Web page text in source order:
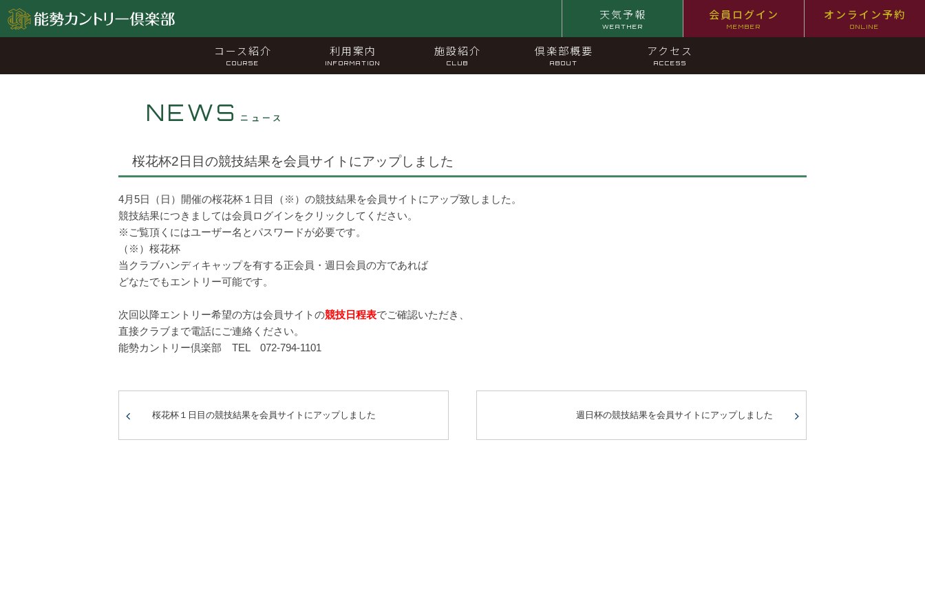
天気予報
WEATHER
会員ログイン
MEMBER
オンライン予約
ONLINE
コース紹介
COURSE
利用案内
INFORMATION
施設紹介
CLUB
倶楽部概要
ABOUT
アクセス
ACCESS
NEWS ニュース
桜花杯2日目の競技結果を会員サイトにアップしました
4月5日（日）開催の桜花杯１日目（※）の競技結果を会員サイトにアップ致しました。
競技結果につきましては会員ログインをクリックしてください。
※ご覧頂くにはユーザー名とパスワードが必要です。
（※）桜花杯
当クラブハンディキャップを有する正会員・週日会員の方であれば
どなたでもエントリー可能です。
次回以降エントリー希望の方は会員サイトの競技日程表でご確認いただき、
直接クラブまで電話にご連絡ください。
能勢カントリー倶楽部 TEL 072-794-1101
桜花杯１日目の競技結果を会員サイトにアップしました 週日杯の競技結果を会員サイトにアップしました